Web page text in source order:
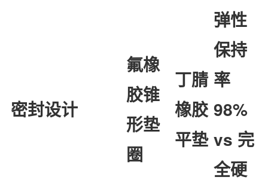
密封设计
氟橡
胶锥
形垫
圈
丁腈
橡胶
平垫
弹性
保持
率
98%
vs 完
全硬